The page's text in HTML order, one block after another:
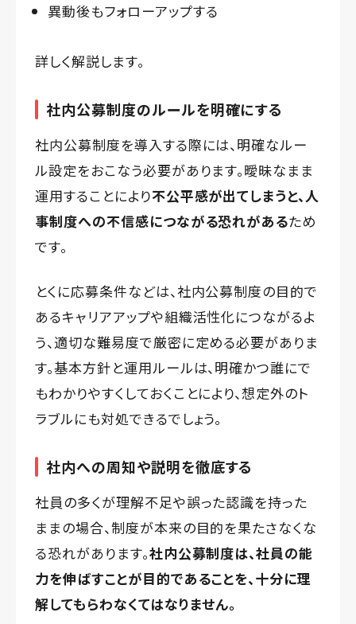
異動後もフォローアップする
詳しく解説します。
社内公募制度のルールを明確にする
社内公募制度を導入する際には、明確なルー
ル設定をおこなう必要があります。曖昧なまま
運用することにより不公平感が出てしまうと、人
事制度への不信感につながる恐れがあるため
です。
とくに応募条件などは、社内公募制度の目的で
あるキャリアアップや組織活性化につながるよ
う、適切な難易度で厳密に定める必要がありま
す。基本方針と運用ルールは、明確かつ誰にで
もわかりやすくしておくことにより、想定外のト
ラブルにも対処できるでしょう。
社内への周知や説明を徹底する
社員の多くが理解不足や誤った認識を持った
ままの場合、制度が本来の目的を果たさなくな
る恐れがあります。社内公募制度は、社員の能
力を伸ばすことが目的であることを、十分に理
解してもらわなくてはなりません。